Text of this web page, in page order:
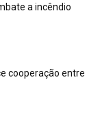
a incêndio
cooperação entre